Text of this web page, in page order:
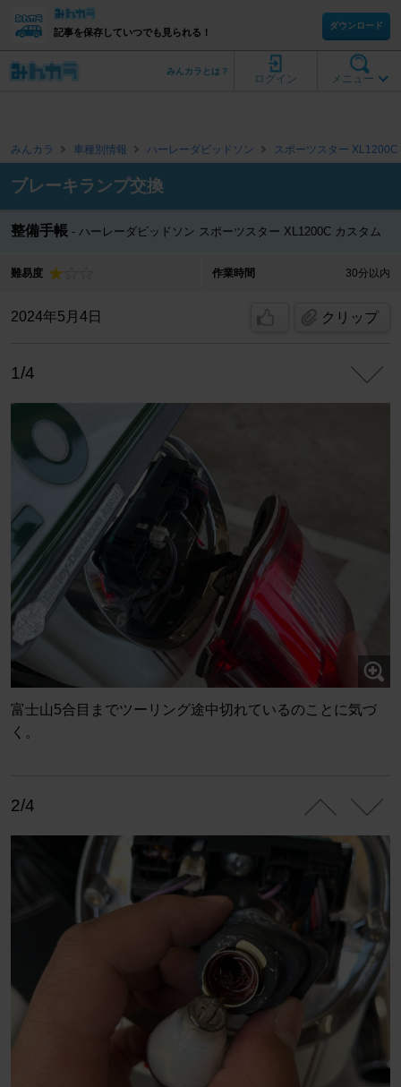
記事を保存していつでも見られる！
ダウンロード
メニュー
ログイン
みんカラとは？
みんカラ 車種別情報 ハーレーダビッドソン スポーツスター XL1200C
ブレーキランプ交換
整備手帳 ハーレーダビッドソン スポーツスター XL1200C カスタム
難易度 作業時間 30分以内
2024年5月4日 クリップ
1/4
富士山5合目までツーリング途中切れているのことに気づ
く。
2/4